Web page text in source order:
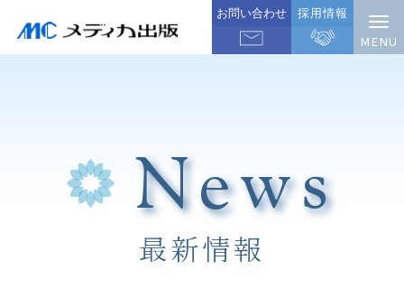
お問い合わせ 採用情報
News
最新情報